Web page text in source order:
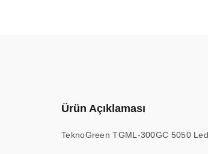
Ürün Açıklaması
TeknoGreen TGML-300GC 5050 Led